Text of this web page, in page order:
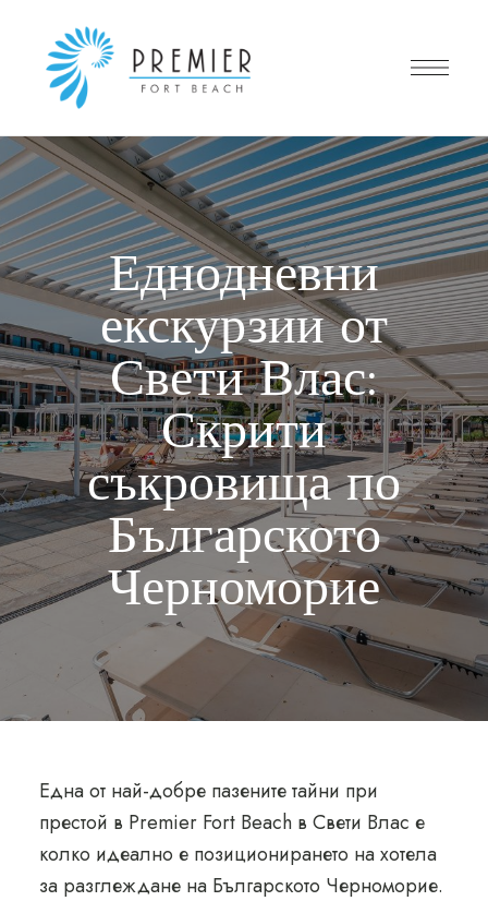
Еднодневни
екскурзии от
Свети Влас:
Скрити
съкровища по
Българското
Черноморие
Еднa от най-добре пазените тайни при
престой в Premier Fort Beach в Свети Влас е
колко идеално е позиционирането на хотела
за разглеждане на Българското Черноморие.